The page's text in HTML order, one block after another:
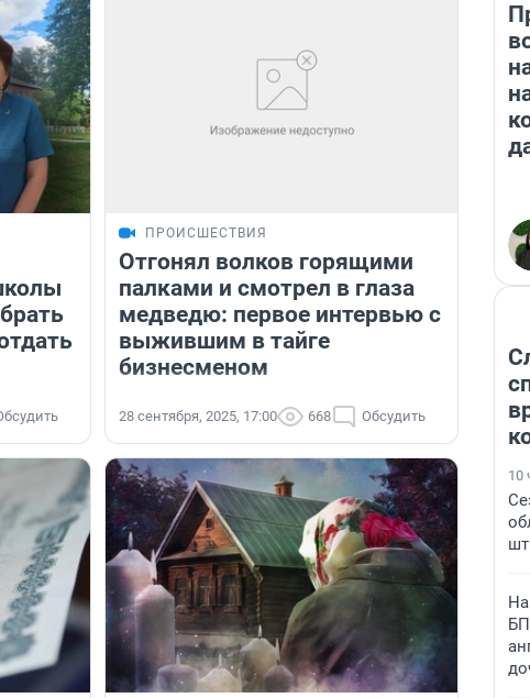
ПРОИСШЕСТВИЯ
Отгонял волков горящими
палками и смотрел в глаза
медведю: первое интервью с
выжившим в тайге
бизнесменом
28 сентября, 2025, 17:00 668 Обсудить
10